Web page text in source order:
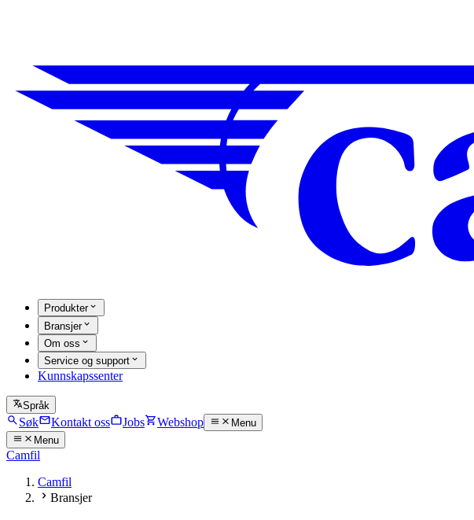
Produkter
Bransjer
Om oss
Service og support
Kunnskapssenter
Språk
Søk Kontakt oss Jobs Webshop
Menu
Menu
Camfil
Camfil
Bransjer